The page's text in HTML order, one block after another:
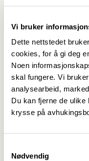
Vi bruker
Dette nettstedet
cookies, for å gi deg
Noen
skal fungere. Vi
analysearbeid,
Du kan fjerne de
krysse på
Nødvendig
Publisert 22. des. 2020
Sist oppdatert: 22. des.